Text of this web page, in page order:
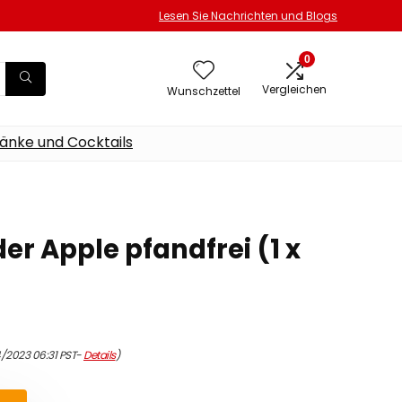
Lesen Sie Nachrichten und Blogs
Wunschzettel
0
Vergleichen
und Cocktails
Apple pfandfrei (1 x
06:31 PST-Details)